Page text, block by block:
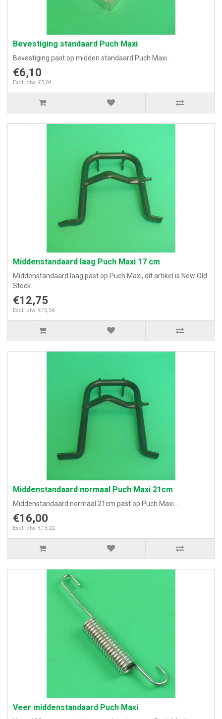
Bevestiging standaard Puch Maxi
Bevestiging past op midden standaard Puch Maxi..
€6,10
Excl. btw: €5,04
Middenstandaard laag Puch Maxi 17 cm
Middenstandaard laag past op Puch Maxi, dit artikel is New Old
Stock..
€12,75
Excl. btw: €10,54
Middenstandaard normaal Puch Maxi 21cm
Middenstandaard normaal 21cm past op Puch Maxi. ..
€16,00
Excl. btw: €13,22
Veer middenstandaard Puch Maxi